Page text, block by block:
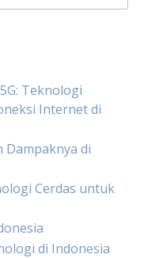
Teknologi
Internet di
Dampaknya di
Cerdas untuk
di Indonesia